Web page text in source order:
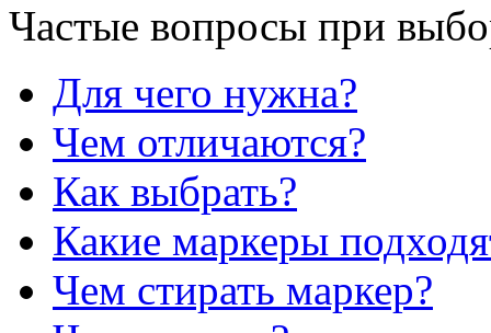
Частые вопросы при
Для чего нужна?
Чем отличаются?
Как выбрать?
Какие маркеры
Чем стирать маркер?